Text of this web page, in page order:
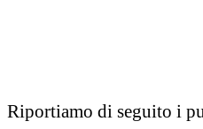
Riportiamo di seguito i